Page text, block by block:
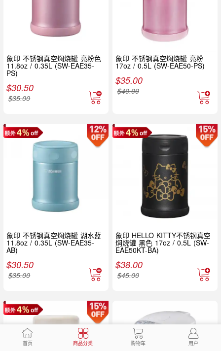
象印 不锈钢真空焖烧罐 亮粉色
11.8oz / 0.35L (SW-EAE35-
PS)
$30.50
$35.00
象印 不锈钢真空焖烧罐 亮粉
17oz / 0.5L (SW-EAE50-PS)
$35.00
$40.00
象印 不锈钢真空焖烧罐 湖水蓝
11.8oz / 0.35L (SW-EAE35-
AB)
$30.50
$35.00
象印 HELLO KITTY不锈钢真空
焖烧罐 黑色 17oz / 0.5L (SW-
EAE50KT-BA)
$38.00
$45.00
首页 商品分类 购物车 用户